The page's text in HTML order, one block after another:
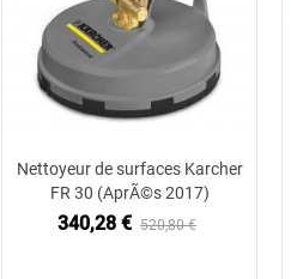
Ajouter au panier
Nettoyeur de surfaces Karcher
FR 30 (AprÃ©s 2017)
340,28 € 520,80 €